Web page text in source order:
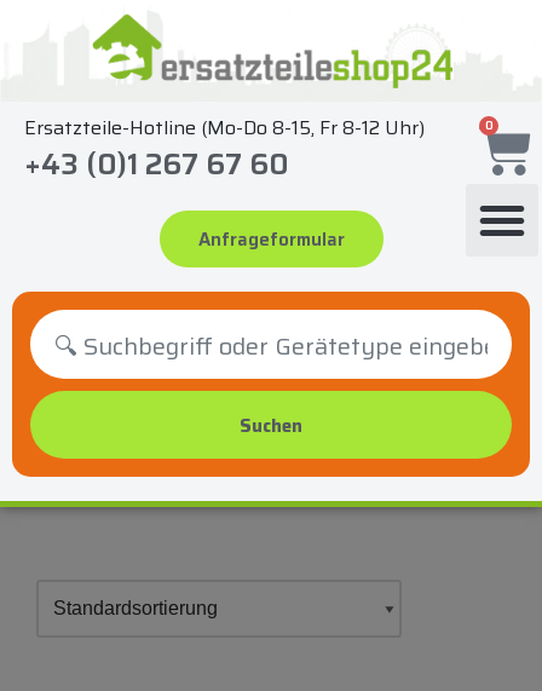
springen
Ersatzteile-Hotline (Mo-Do 8-15, Fr 8-12 Uhr)
+43 (0)1 267 67 60
Anfrageformular
0